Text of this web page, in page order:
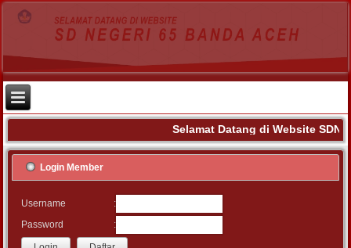
Selamat Datang di Website SDN
Login Member
Username
:
Password
: